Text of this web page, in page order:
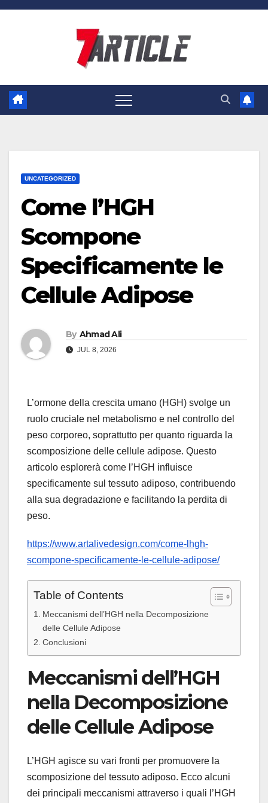
Skip
UNCATEGORIZED
Come l’HGH
Scompone
Specificamente le
Cellule Adipose
By Ahmad Ali
JUL 8, 2026
L’ormone della crescita umano (HGH) svolge un
ruolo cruciale nel metabolismo e nel controllo del
peso corporeo, soprattutto per quanto riguarda la
scomposizione delle cellule adipose. Questo
articolo esplorerà come l’HGH influisce
specificamente sul tessuto adiposo, contribuendo
alla sua degradazione e facilitando la perdita di
peso.
https://www.artalivedesign.com/come-lhgh-
scompone-specificamente-le-cellule-adipose/
Table of Contents
Meccanismi dell’HGH nella Decomposizione
delle Cellule Adipose
Conclusioni
Meccanismi dell’HGH
nella Decomposizione
delle Cellule Adipose
L’HGH agisce su vari fronti per promuovere la
scomposizione del tessuto adiposo. Ecco alcuni
dei principali meccanismi attraverso i quali l’HGH